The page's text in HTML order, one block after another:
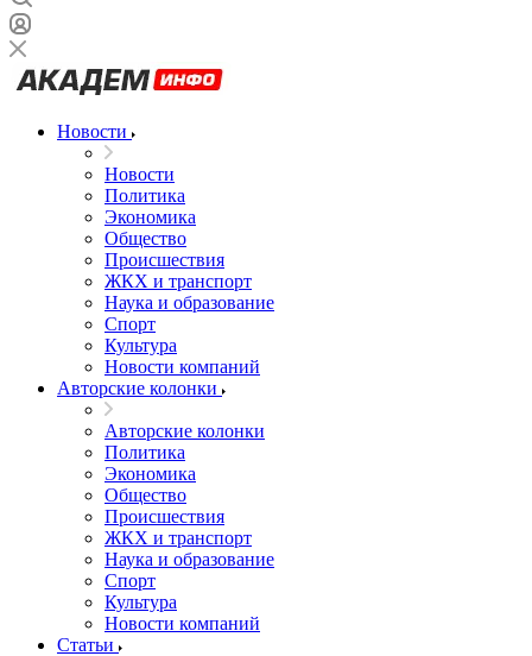
Новости
Новости
Политика
Экономика
Общество
Происшествия
ЖКХ и транспорт
Наука и образование
Спорт
Культура
Новости компаний
Авторские колонки
Авторские колонки
Политика
Экономика
Общество
Происшествия
ЖКХ и транспорт
Наука и образование
Спорт
Культура
Новости компаний
Статьи